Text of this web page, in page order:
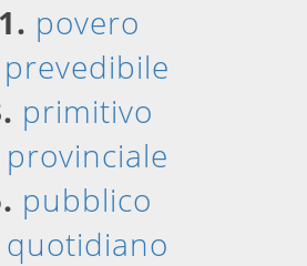
povero
prevedibile
primitivo
provinciale
pubblico
quotidiano